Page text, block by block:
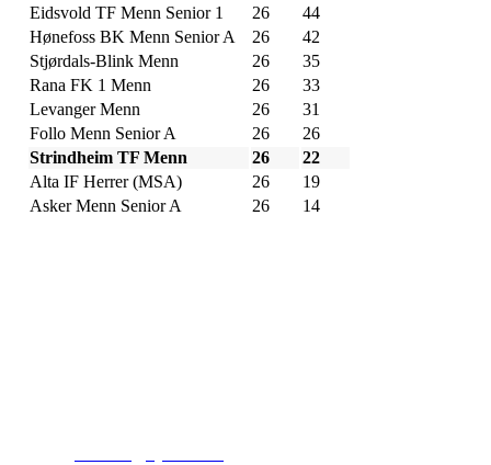
Eidsvold TF Menn Senior 1
26
44
Hønefoss BK Menn Senior A
26
42
Stjørdals-Blink Menn
26
35
Rana FK 1 Menn
26
33
Levanger Menn
26
31
Follo Menn Senior A
26
26
Strindheim TF Menn
26
22
Alta IF Herrer (MSA)
26
19
Asker Menn Senior A
26 14